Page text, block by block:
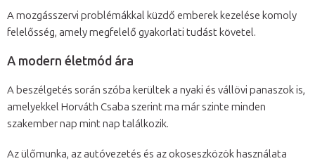
A mozgásszervi problémákkal küzdő emberek kezelése komoly
felelősség, amely megfelelő gyakorlati tudást követel.
A modern életmód ára
A beszélgetés során szóba kerültek a nyaki és vállövi panaszok is,
amelyekkel Horváth Csaba szerint ma már szinte minden
szakember nap mint nap találkozik.
Az ülőmunka, az autóvezetés és az okoseszközök használata